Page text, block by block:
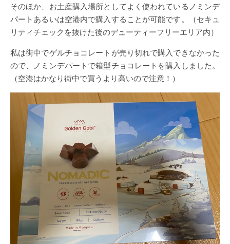
そのほか、お土産購入場所としてよく使われているノミンデ
パートあるいは空港内で購入することが可能です。（セキュ
リティチェックを抜けた後のデューティーフリーエリア内）
私は街中でゲルチョコレートが売り切れで購入できなかった
ので、ノミンデパートで箱型チョコレートを購入しました。
（空港はかなり街中で買うより高いので注意！）